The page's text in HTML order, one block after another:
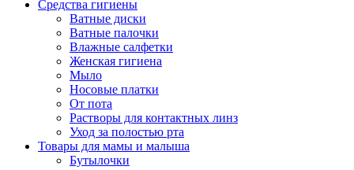
Средства гигиены
Ватные диски
Ватные палочки
Влажные салфетки
Женская гигиена
Мыло
Носовые платки
От пота
Растворы для контактных линз
Уход за полостью рта
Товары для мамы и малыша
Бутылочки